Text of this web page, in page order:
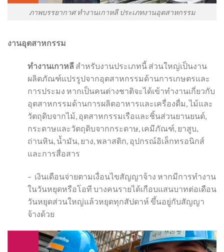
ภาพบรรยากาศ ทำงานเกาหลี ประเภทงานอุตสาหกรรม
งานอุตสาหกรรม
ทำงานเกาหลี สำหรับงานประเภทนี้ ส่วนใหญ่เป็นงาน
ผลิตภัณฑ์แปรรูปจากอุตสาหกรรมด้านการเกษตรและ
การประมง หากเป็นคนต่างชาติจะได้เข้าทำงานเกี่ยวกับ
อุตสาหกรรมด้านการผลิตอาหารและเครื่องดื่ม, ไม้และ
วัตถุดิบจากไม้, อุตสาหกรรมเรือและชิ้นส่วนยานยนต์,
กระดาษและวัตถุดิบจากกระดาษ, เคมีภัณฑ์, ยาสูบ,
ถ่านหิน, น้ำมัน, ยาง, พลาสติก, อุปกรณ์อิเล็กทรอนิกส์
และการสื่อสาร
– เงินเดือนจ่ายตามเงื่อนไขสัญญาจ้าง หากมีการทำงาน
ในวันหยุดหรือโอที บางคนรายได้เกือบแสนบาทต่อเดือน
วันหยุดส่วนใหญ่แล้วหยุดทุกสัปดาห์ ขึ้นอยู่กับสัญญา
จ้างด้วย